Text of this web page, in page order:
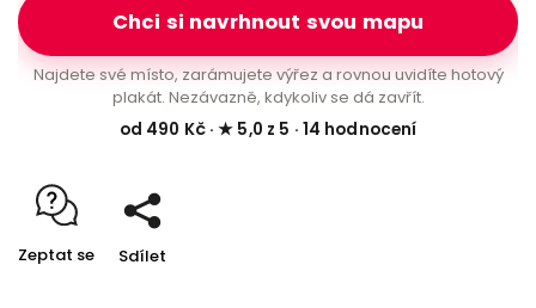
Chci si navrhnout svou mapu
Najdete své místo, zarámujete výřez a rovnou uvidíte hotový
plakát. Nezávazně, kdykoliv se dá zavřít.
od 490 Kč · ★ 5,0 z 5 · 14 hodnocení
Zeptat se Sdílet